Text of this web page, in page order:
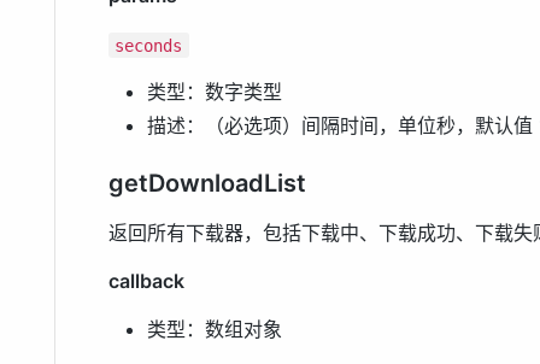
seconds
类型：数字类型
描述：（必选项）间隔时间，单位秒，默认
getDownloadList
返回所有下载器，包括下载中、下载成功、下载失
callback
类型：数组对象